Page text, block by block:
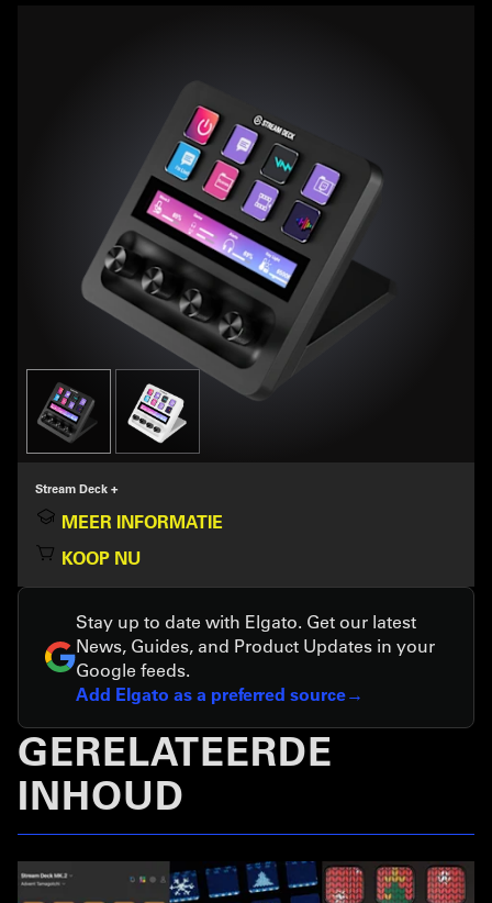
Stream Deck +
MEER INFORMATIE
KOOP NU
Stay up to date with Elgato. Get our latest
News, Guides, and Product Updates in your
Google feeds.
Add Elgato as a preferred source
GERELATEERDE
INHOUD